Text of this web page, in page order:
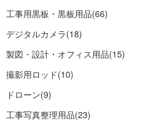
工事用黒板・黒板用品(66)
デジタルカメラ(18)
製図・設計・オフィス用品(15)
撮影用ロッド(10)
ドローン(9)
工事写真整理用品(23)